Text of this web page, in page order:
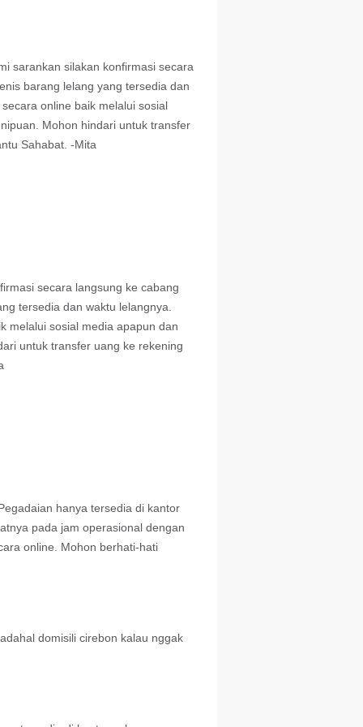
sarankan silakan konfirmasi secara
barang lelang yang tersedia dan
online baik melalui sosial
Mohon hindari untuk transfer
Sahabat. -Mita
secara langsung ke cabang
tersedia dan waktu lelangnya.
melalui sosial media apapun dan
untuk transfer uang ke rekening
hanya tersedia di kantor
pada jam operasional dengan
online. Mohon berhati-hati
domisili cirebon kalau nggak